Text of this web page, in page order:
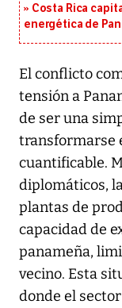
Costa Rica
energética de
El conflicto
tensión a
de ser una
transformarse
cuantificable.
diplomáticos,
plantas de
capacidad de
panameña,
vecino. Esta
donde el